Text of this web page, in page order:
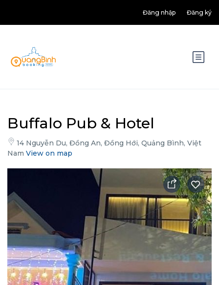
Đăng nhập Đăng ký
Buffalo Pub & Hotel
14 Nguyễn Du, Đồng An, Đồng Hới, Quảng Bình, Việt
Nam View on map